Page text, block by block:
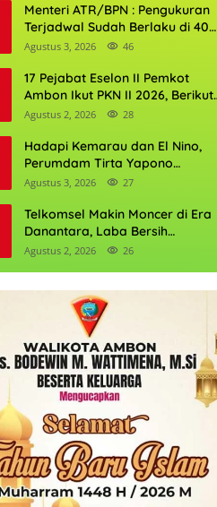
Menteri ATR/BPN : Pengukuran
Terjadwal Sudah Berlaku di 400
Kantor Pertanahan
Agustus 3, 2026 46
17 Pejabat Eselon II Pemkot
Ambon Ikut PKN II 2026, Berikut
Daftarnya
Agustus 2, 2026 28
Hadapi Kemarau dan El Nino,
Perumdam Tirta Yapono
Perkuat Cadangan Air Ambon
Agustus 3, 2026 27
Telkomsel Makin Moncer di Era
Danantara, Laba Bersih
Semester I 2026 Tembus Rp10,4
Agustus 2, 2026 26